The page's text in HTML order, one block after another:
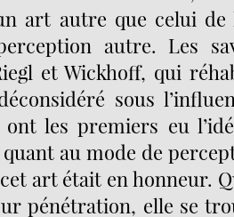
art autre que celui de
autre. Les
et Wickhoff, qui
sous
ont les premiers eu
au mode de
art était en honneur.
pénétration, elle se